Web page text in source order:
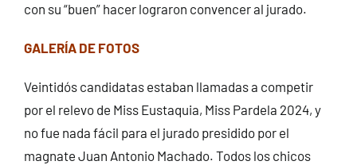
con su “buen” hacer lograron convencer al jurado.
GALERÍA DE FOTOS
Veintidós candidatas estaban llamadas a competir
por el relevo de Miss Eustaquia, Miss Pardela 2024, y
no fue nada fácil para el jurado presidido por el
magnate Juan Antonio Machado. Todos los chicos